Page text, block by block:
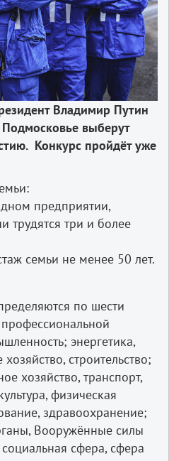
Владимир Путин
выберут
Конкурс пройдёт уже
предприятии,
трудятся три и более
семьи не менее 50 лет.
по шести
энергетика,
строительство;
хозяйство, транспорт,
физическая
здравоохранение;
Вооружённые силы
сфера, сфера